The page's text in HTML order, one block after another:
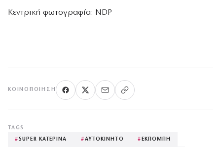
Κεντρική φωτογραφία: NDP
ΚΟΙΝΟΠΟΊΗΣΗ
TAGS
#SUPER ΚΑΤΕΡΙΝΑ #ΑΥΤΟΚΙΝΗΤΟ # ΕΚΠΟΜΠΗ